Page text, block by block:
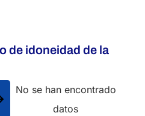
de idoneidad de la
No se han encontrado
datos